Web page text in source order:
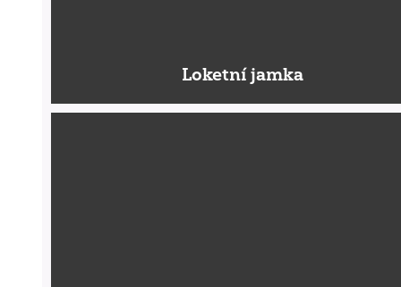
Loketní jamka